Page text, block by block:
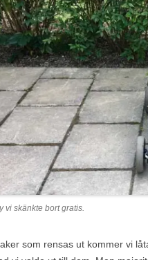
vi skänkte bort gratis.
som rensas ut kommer vi